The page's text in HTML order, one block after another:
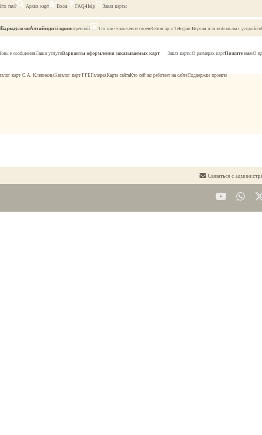
там? Архив карт Вход FAQ-Help Заказ карты
Карты, близкие к последней просмотренной Что там?Наложение слоевRetromap в TelegramВерсия для мобильных устройств
сообщенияНаши услугиВарианты оформления заказываемых карт Заказ картыО размерах картПишите намО
карт С.А. КлепиковаКаталог карт РГБГалереяКарта сайтаКто сейчас работает на сайтеПоддержка проекта
и Алтайского края
Связаться с